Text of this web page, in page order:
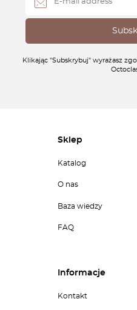
Klikając "Subskrybuj" wyrażasz
Sklep
Katalog
O nas
Baza wiedzy
FAQ
Informacje
Kontakt